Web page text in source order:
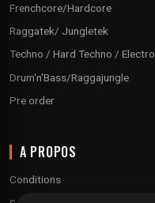
Frenchcore/Hardcore
Raggatek/ Jungletek
Techno / Hard Techno / Electro
Drum'n'Bass/Raggajungle
Pre order
A PROPOS
Conditions